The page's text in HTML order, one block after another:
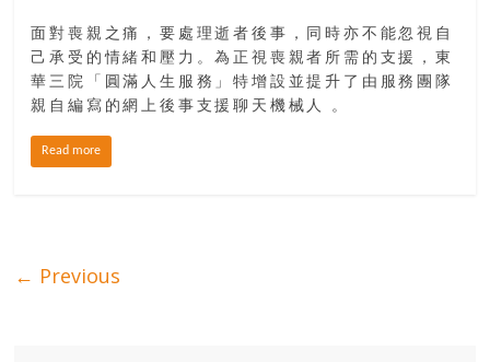
面對喪親之痛，要處理逝者後事，同時亦不能忽視自
己承受的情緒和壓力。為正視喪親者所需的支援，東
華三院「圓滿人生服務」特增設並提升了由服務團隊
親自編寫的網上後事支援聊天機械人 。
Read more
← Previous